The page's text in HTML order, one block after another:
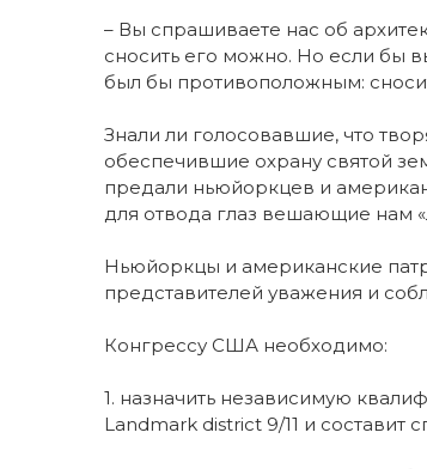
– Вы спрашиваете нас об
сносить его можно. Но если бы
был бы противоположным:
Знали ли голосовавшие, что
обеспечившие охрану святой
предали ньюйоркцев и
для отвода глаз вешающие нам
Ньюйоркцы и американские
представителей уважения и
Конгрессу США необходимо:
1. назначить независимую
Landmark district 9/11 и составит